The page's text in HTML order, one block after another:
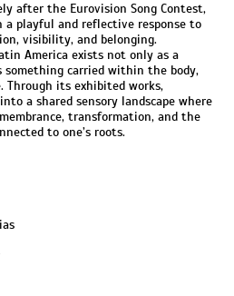
after the Eurovision Song Contest,
a playful and reflective response to
visibility, and belonging.
America exists not only as a
carried within the body,
Through its exhibited works,
a shared sensory landscape where
transformation, and the
to one’s roots.